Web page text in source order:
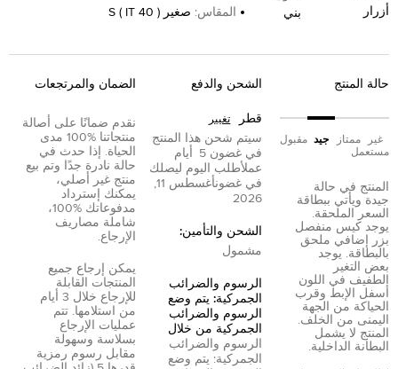
أزرار
بني
المقاس: صغير S ( IT 40 )
حالة المنتج
غير
مستعمل
ممتاز جيد مقبول
المنتج في حالة
جيدة ويأتي ببطاقة
السعر الملحقة.
يوجد كيس منفصل
بزر إضافي ملحق
بالبطاقة. يوجد
بعض التغير
الطفيف في اللون
أسفل الإبط وقرب
الحياكة من الجهة
اليمنى من الخلف.
المنتج لا يشمل
البطانة الداخلية.
الشحن والدفع
قطر تغيير
سيتم شحن هذا المنتج
في غضون 5
أيام
عملأطلب اليوم ليصلك
في غضون
أغسطس 11,
2026
الشحن والتأمين:
مشمول
الرسوم والضرائب
الجمركية: يتم وضع
الرسوم والضرائب
الجمركية من خلال
الرسوم والضرائب
الجمركية: يتم وضع
الضمان والمرتجعات
نقدم ضمانًا على أصالة
منتجاتنا %100 مدى
الحياة. إذا حدث في
حالة نادرة جدًا وتم بيع
منتج غير أصلي،
يمكنك إسترداد
مدفوعاتك %100،
شاملة مصاريف
الإرجاع.
يمكن إرجاع جميع
المنتجات القابلة
للإرجاع خلال 3 أيام
من استلامها. تتم
عمليات الإرجاع
بسلاسة وسهولة
مقابل رسوم رمزية